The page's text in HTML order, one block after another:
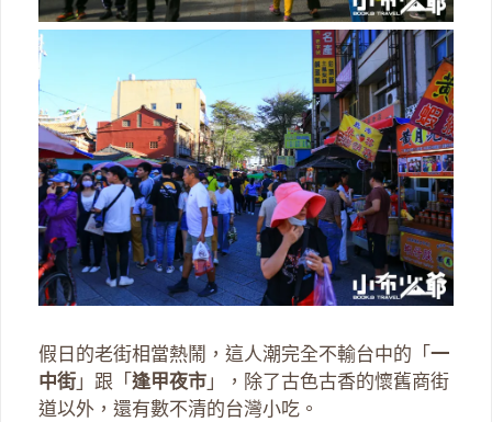
假日的老街相當熱鬧，這人潮完全不輸台中的「 一
中街 」跟「 逢甲夜市 」，除了古色古香的懷舊商街
道以外，還有數不清的台灣小吃。